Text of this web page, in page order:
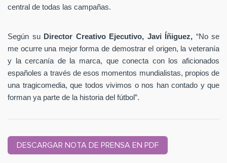
central de todas las campañas.
Según su Director Creativo Ejecutivo, Javi Íñiguez, “No se
me ocurre una mejor forma de demostrar el origen, la veteranía
y la cercanía de la marca, que conecta con los aficionados
españoles a través de esos momentos mundialistas, propios de
una tragicomedia, que todos vivimos o nos han contado y que
forman ya parte de la historia del fútbol”.
DESCARGAR NOTA DE PRENSA EN PDF